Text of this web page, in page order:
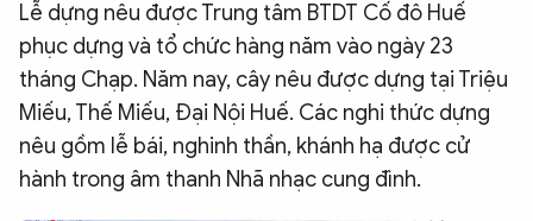
VĂN HÓA - THỂ THAO
BẠN ĐỌC & CAND
ĐA PHƯƠNG TIỆN
Lễ dựng nêu được Trung tâm BTDT Cố đô Huế
phục dựng và tổ chức hàng năm vào ngày 23
tháng Chạp. Năm nay, cây nêu được dựng tại Triệu
Miếu, Thế Miếu, Đại Nội Huế. Các nghi thức dựng
nêu gồm lễ bái, nghinh thần, khánh hạ được cử
hành trong âm thanh Nhã nhạc cung đình.